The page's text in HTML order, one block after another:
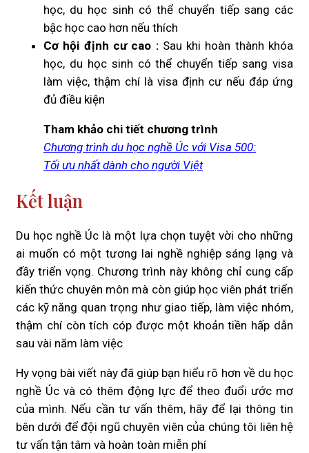
học, du học sinh có thể chuyển tiếp sang các
bậc học cao hơn nếu thích
Cơ hội định cư cao :Sau khi hoàn thành khóa
học, du học sinh có thể chuyển tiếp sang visa
làm việc, thậm chí là visa định cư nếu đáp ứng
đủ điều kiện
Tham khảo chi tiết chương trình
Chương trình du học nghề Úc với Visa 500:
Tối ưu nhất dành cho người Việt
Kết luận
Du học nghề Úc là một lựa chọn tuyệt vời cho những
ai muốn có một tương lai nghề nghiệp sáng lạng và
đầy triển vọng. Chương trình này không chỉ cung cấp
kiến thức chuyên môn mà còn giúp học viên phát triển
các kỹ năng quan trọng như giao tiếp, làm việc nhóm,
thậm chí còn tích cóp được một khoản tiền hấp dẫn
sau vài năm làm việc
Hy vọng bài viết này đã giúp bạn hiểu rõ hơn về du học
nghề Úc và có thêm động lực để theo đuổi ước mơ
của mình. Nếu cần tư vấn thêm, hãy để lại thông tin
bên dưới để đội ngũ chuyên viên của chúng tôi liên hệ
tư vấn tận tâm và hoàn toàn miễn phí